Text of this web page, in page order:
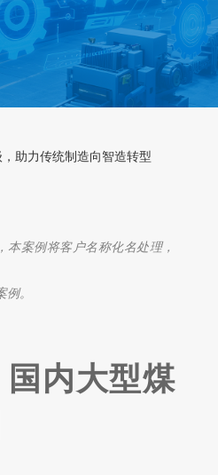
助力传统制造向智造转型
本案例将客户名称化名处理，
。
国内大型煤